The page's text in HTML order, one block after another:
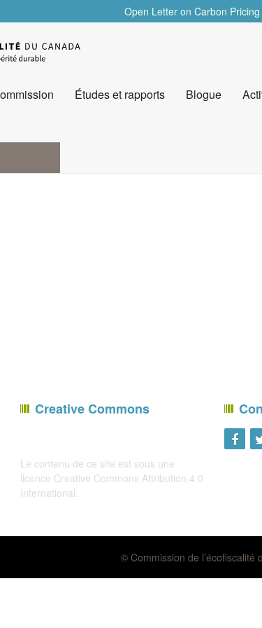
Open Letter on Carbon Pricing
Études et rapports Blogue
Creative Commons
Le contenu de ce site est sous une
licence Creative Commons Attribution 4.0
International.
© Commission de l’écofiscalité